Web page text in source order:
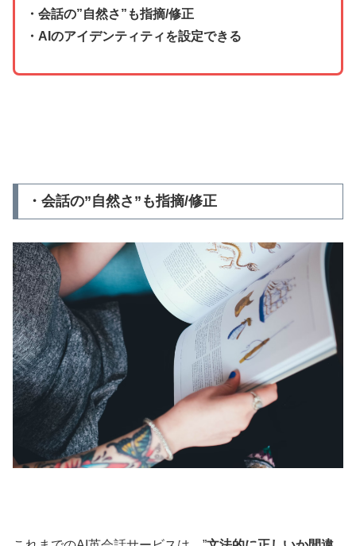
・会話の”自然さ”も指摘/修正
・AIのアイデンティティを設定できる
・会話の”自然さ”も指摘/修正